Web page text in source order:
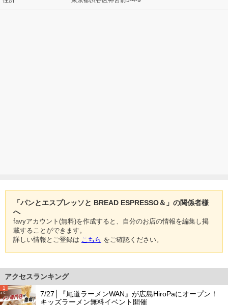
「パンとエスプレッソと BREAD ESPRESSO＆」の関係者様
へ
favyアカウント(無料)を作成すると、自分のお店の情報を編集し掲
載することができます。
詳しい情報とご登録は こちら をご確認ください。
アクセスランキング
1
7/27│『尾道ラーメンWAN』が広島HiroPaにオープン！
キッズラーメン無料イベント開催